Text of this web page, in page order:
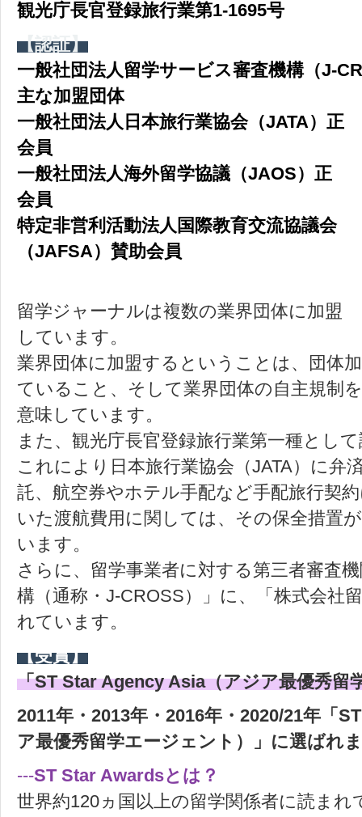
観光庁長官登録旅行業第1-1695号
【認証】
一般社団法人留学サービス審査機構（J-
主な加盟団体
一般社団法人日本旅行業協会（JATA）正
会員
一般社団法人海外留学協議（JAOS）正
会員
特定非営利活動法人国際教育交流協議会
（JAFSA）賛助会員
留学ジャーナルは複数の業界団体に加盟
しています。
業界団体に加盟するということは、団体
ていること、そして業界団体の自主規制
意味しています。
また、観光庁長官登録旅行業第一種とし
これにより日本旅行業協会（JATA）に弁
託、航空券やホテル手配など手配旅行契
いた渡航費用に関しては、その保全措置
います。
さらに、留学事業者に対する第三者審査
構（通称・J-CROSS）」に、「株式会社
れています。
【受賞】
「ST Star Agency Asia（アジア最優秀留
2011年・2013年・2016年・2020/21年「
ア最優秀留学エージェント）」に選ばれ
---ST Star Awardsとは？
世界約120ヵ国以上の留学関係者に読まれ